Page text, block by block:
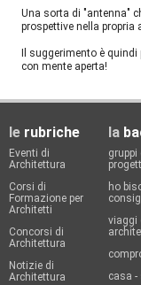
Una sorta di "antenna"
prospettive nella propria
Il suggerimento è
con mente aperta!
le rubriche
Eventi di
Architettura
Corsi di
Formazione per
Architetti
Concorsi di
Architettura
Notizie di
Architettura
la
gruppi
ho
viaggi
casa